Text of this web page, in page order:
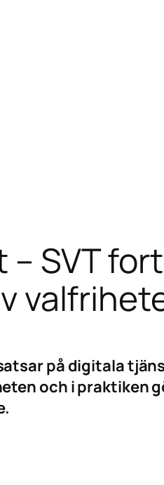
– SVT
på digitala
och i praktiken